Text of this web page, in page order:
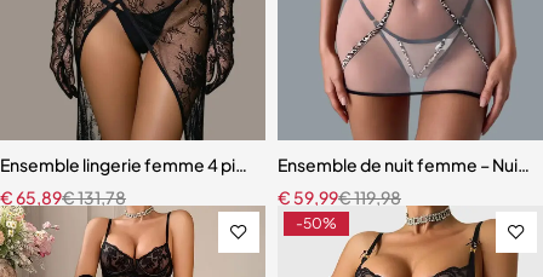
Ensemble lingerie femme 4 pièces – Dentelle noire avec soutien-
€131,78
€65,89
Ensemble de nuit femme –
€119,98
€ 59,99
-50%